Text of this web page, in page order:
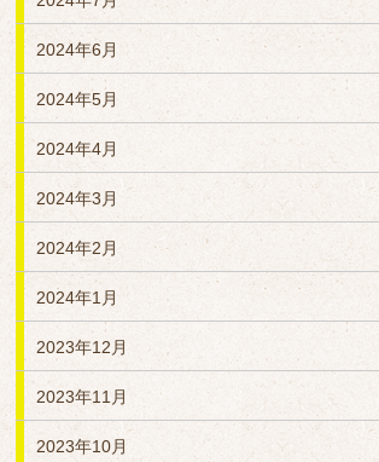
2024年6月
2024年5月
2024年4月
2024年3月
2024年2月
2024年1月
2023年12月
2023年11月
2023年10月